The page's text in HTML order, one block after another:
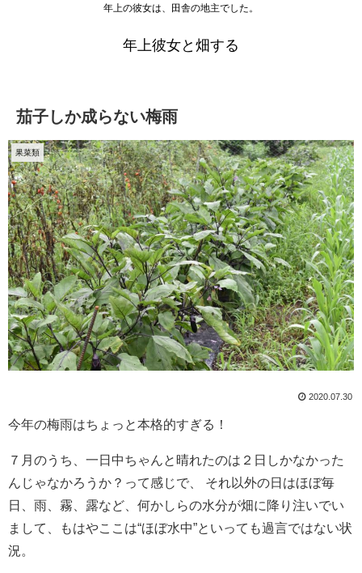
年上の彼女は、田舎の地主でした。
年上彼女と畑する
茄子しか成らない梅雨
果菜類
2020.07.30
今年の梅雨はちょっと本格的すぎる！
７月のうち、一日中ちゃんと晴れたのは２日しかなかった
んじゃなかろうか？って感じで、 それ以外の日はほぼ毎
日、雨、霧、露など、何かしらの水分が畑に降り注いでい
まして、もはやここは“ほぼ水中”といっても過言ではない状
況。